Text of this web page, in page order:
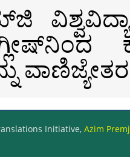
Initiative, Azim